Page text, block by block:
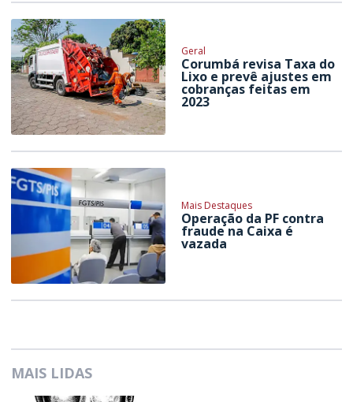
Geral
Corumbá revisa Taxa do
Lixo e prevê ajustes em
cobranças feitas em
2023
Mais Destaques
Operação da PF contra
fraude na Caixa é
vazada
MAIS LIDAS